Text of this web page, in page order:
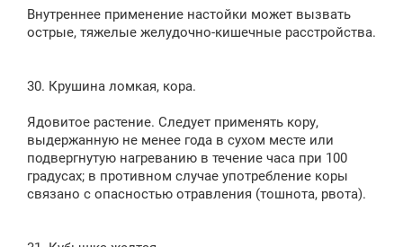
Внутреннее применение настойки может вызвать
острые, тяжелые желудочно-кишечные расстройства.
30. Крушина ломкая, кора.
Ядовитое растение. Следует применять кору,
выдержанную не менее года в сухом месте или
подвергнутую нагреванию в течение часа при 100
градусах; в противном случае употребление коры
связано с опасностью отравления (тошнота, рвота).